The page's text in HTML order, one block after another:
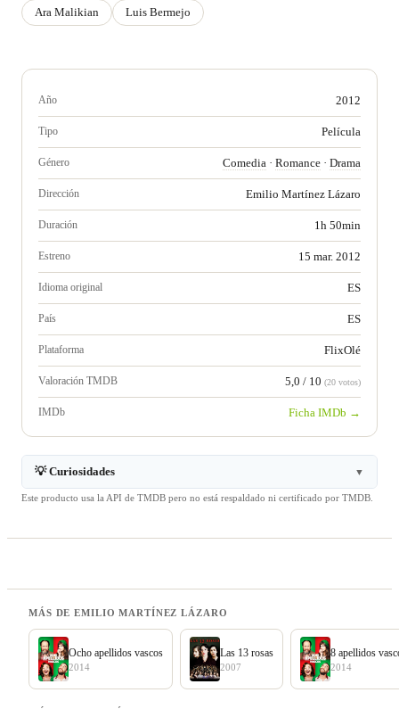
Ara Malikian
Luis Bermejo
Año 2012
Tipo Película
Género Comedia · Romance · Drama
Dirección Emilio Martínez Lázaro
Duración 1h 50min
Estreno 15 mar. 2012
Idioma original ES
País ES
Plataforma FlixOlé
Valoración TMDB 5,0 / 10 (20 votos)
IMDb Ficha IMDb →
💡 Curiosidades ▼
Este producto usa la API de TMDB pero no está respaldado ni certificado por TMDB.
MÁS DE EMILIO MARTÍNEZ LÁZARO
Ocho apellidos vascos
2014
Las 13 rosas
2007
8 apellidos
2014